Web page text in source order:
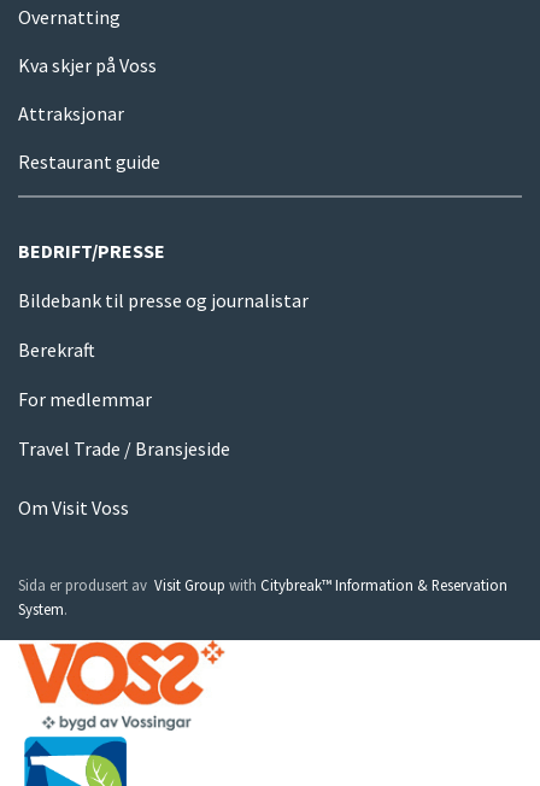
Overnatting
Kva skjer på Voss
Attraksjonar
Restaurant guide
BEDRIFT/PRESSE
Bildebank til presse og journalistar
Berekraft
For medlemmar
Travel Trade / Bransjeside
Om Visit Voss
Sida er produsert av Visit Group with Citybreak™ Information & Reservation
System.